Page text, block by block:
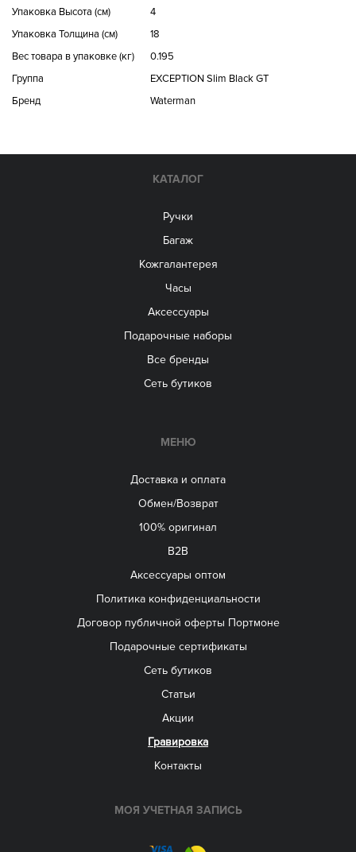
Упаковка Высота (см)
4
Упаковка Толщина (см)
18
Вес товара в упаковке (кг)
0.195
Группа
EXCEPTION Slim Black GT
Бренд
Waterman
КАТАЛОГ
Ручки
Багаж
Кожгалантерея
Часы
Аксессуары
Подарочные наборы
Все бренды
Сеть бутиков
МЕНЮ
Доставка и оплата
Обмен/Возврат
100% оригинал
B2B
Aксессуары оптом
Политика конфиденциальности
Договор публичной оферты Портмоне
Подарочные сертификаты
Сеть бутиков
Статьи
Акции
Гравировка
Контакты
МОЯ УЧЕТНАЯ ЗАПИСЬ